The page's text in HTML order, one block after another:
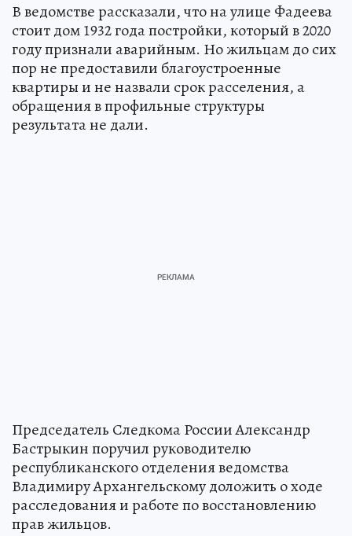
В ведомстве рассказали, что на улице Фадеева
стоит дом 1932 года постройки, который в 2020
году признали аварийным. Но жильцам до сих
пор не предоставили благоустроенные
квартиры и не назвали срок расселения, а
обращения в профильные структуры
результата не дали.
Председатель Следкома России Александр
Бастрыкин поручил руководителю
республиканского отделения ведомства
Владимиру Архангельскому доложить о ходе
расследования и работе по восстановлению
прав жильцов.